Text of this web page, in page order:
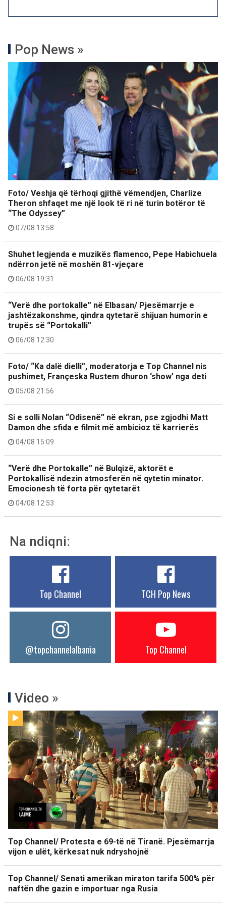
Pop News »
Foto/ Veshja që tërhoqi gjithë vëmendjen, Charlize
Theron shfaqet me një look të ri në turin botëror të
“The Odyssey”
07/08 13:58
Shuhet legjenda e muzikës flamenco, Pepe Habichuela
ndërron jetë në moshën 81-vjeçare
06/08 19:31
“Verë dhe portokalle” në Elbasan/ Pjesëmarrje e
jashtëzakonshme, qindra qytetarë shijuan humorin e
trupës së “Portokalli”
06/08 12:30
Foto/ “Ka dalë dielli”, moderatorja e Top Channel nis
pushimet, Françeska Rustem dhuron ‘show’ nga deti
05/08 21:56
Si e solli Nolan “Odisenë” në ekran, pse zgjodhi Matt
Damon dhe sfida e filmit më ambicioz të karrierës
04/08 15:09
“Verë dhe Portokalle” në Bulqizë, aktorët e
Portokallisë ndezin atmosferën në qytetin minator.
Emocionesh të forta për qytetarët
04/08 12:53
Na ndiqni:
Top Channel TCH Pop News
@topchannelalbania Top Channel
Video »
Top Channel/ Protesta e 69-të në Tiranë. Pjesëmarrja
vijon e ulët, kërkesat nuk ndryshojnë
Top Channel/ Senati amerikan miraton tarifa 500% për
naftën dhe gazin e importuar nga Rusia